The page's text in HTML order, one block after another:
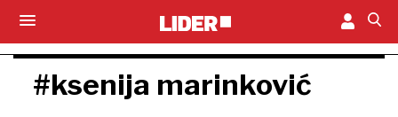
#ksenija marinković